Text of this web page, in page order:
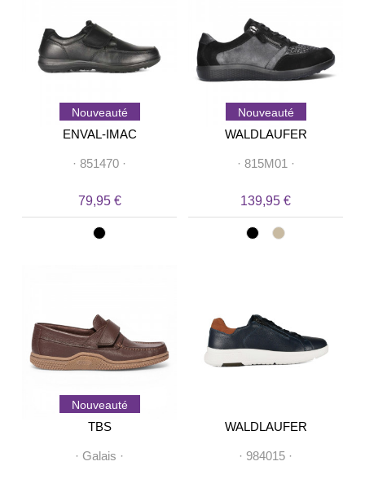
Nouveauté
ENVAL-IMAC
· 851470 ·
79,95 €
Nouveauté
WALDLAUFER
· 815M01 ·
139,95 €
Nouveauté
TBS
· Galais ·
WALDLAUFER
· 984015 ·